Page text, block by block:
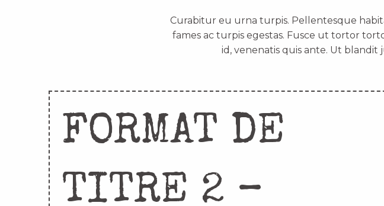
Curabitur eu urna turpis. Pellentesque
fames ac turpis egestas. Fusce ut tortor
id, venenatis quis ante. Ut blandit
FORMAT DE
TITRE 2 –